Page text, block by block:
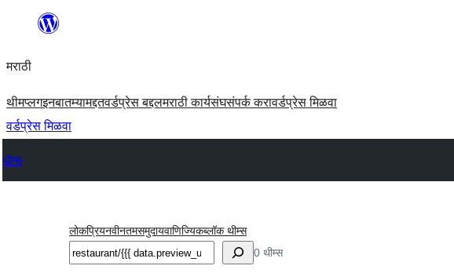
सामुग्रीवर
मराठी
थीमप्लगइनबातम्यामद्दतवर्डप्रेस बद्दलमराठी कार्यसंघसंपर्क करावर्डप्रेस मिळवा
वर्डप्रेस मिळवा
थीम्स
लोकप्रियनवीनतमसमुदायवाणिज्यिकब्लॉक थीम्स
शोधा 0 थीम्स